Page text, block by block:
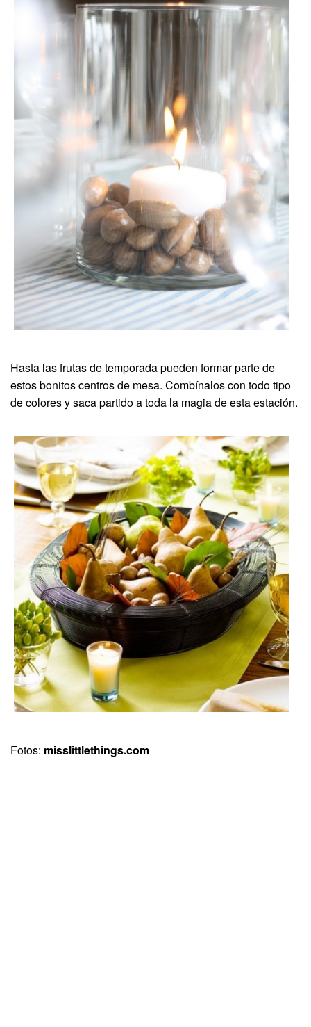
Hasta las frutas de temporada pueden formar parte de
estos bonitos centros de mesa. Combínalos con todo tipo
de colores y saca partido a toda la magia de esta estación.
Fotos: misslittlethings.com